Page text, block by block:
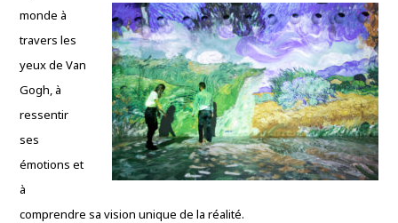
monde à
travers les
yeux de Van
Gogh, à
ressentir
ses
émotions et
à
comprendre sa vision unique de la réalité.